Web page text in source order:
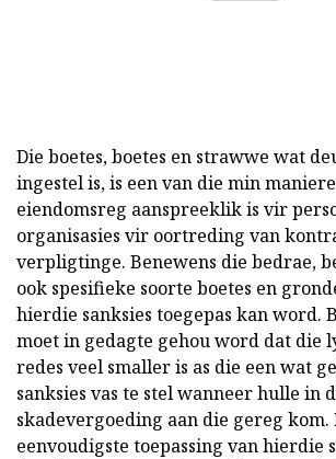
Die boetes, boetes en strawwe wat
ingestel is, is een van die min
eiendomsreg aanspreeklik is vir
organisasies vir oortreding van
verpligtinge. Benewens die bedrae,
ook spesifieke soorte boetes en
hierdie sanksies toegepas kan word.
moet in gedagte gehou word dat die
redes veel smaller is as die een wat
sanksies vas te stel wanneer hulle in
skadevergoeding aan die gereg kom.
eenvoudigste toepassing van hierdie